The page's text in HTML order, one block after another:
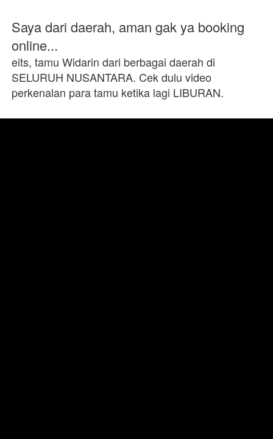
Saya dari daerah, aman gak ya booking
online...
eits, tamu Widarin dari berbagai daerah di
SELURUH NUSANTARA. Cek dulu video
perkenalan para tamu ketika lagi LIBURAN.